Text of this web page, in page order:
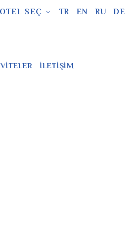
SEÇ TR EN RU DE
İLETIŞIM